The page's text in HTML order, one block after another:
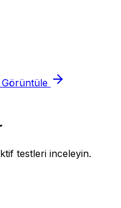
Görüntüle
testleri inceleyin.